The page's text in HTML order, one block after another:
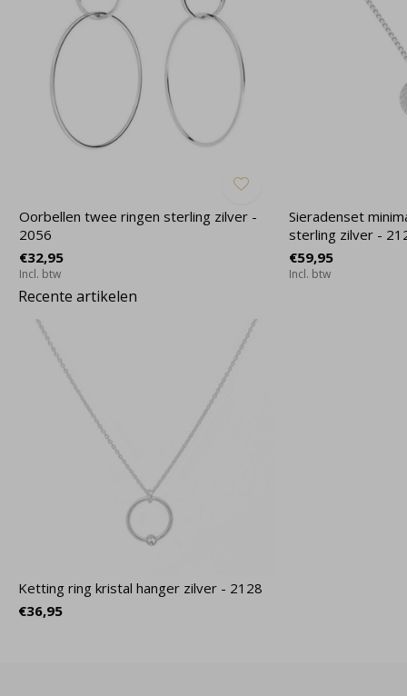
Oorbellen twee ringen sterling zilver -
2056
€32,95
Incl. btw
Sieradenset
sterling zilver -
€59,95
Incl. btw
Recente artikelen
Ketting ring kristal hanger zilver - 2128
€36,95